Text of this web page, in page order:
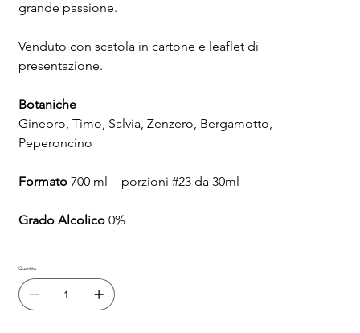
grande passione.
Venduto con scatola in cartone e leaflet di
presentazione.
Botaniche
Ginepro, Timo, Salvia, Zenzero, Bergamotto,
Peperoncino
Formato700 ml - porzioni #23 da 30ml
Grado Alcolico 0%
Quantità